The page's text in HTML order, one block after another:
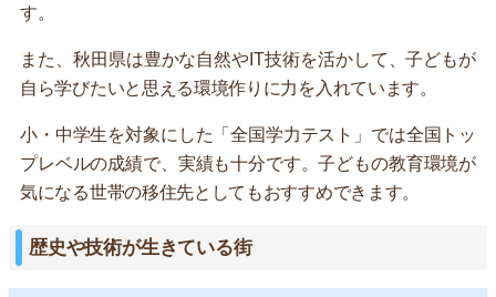
す。
また、秋田県は豊かな自然やIT技術を活かして、子どもが
自ら学びたいと思える環境作りに力を入れています。
小・中学生を対象にした「全国学力テスト」では全国トッ
プレベルの成績で、実績も十分です。子どもの教育環境が
気になる世帯の移住先としてもおすすめできます。
歴史や技術が生きている街